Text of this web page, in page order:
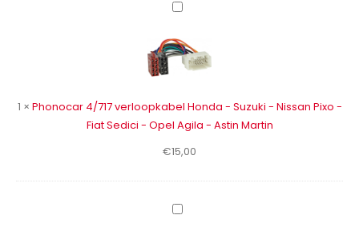
Phonocar
verloopkabel
Honda
Suzuki
-
Pixo
Sedici
1 × Phonocar 4/717 verloopkabel Honda - Suzuki - Nissan Pixo -
Fiat Sedici - Opel Agila - Astin Martin
€15,00
Connects2